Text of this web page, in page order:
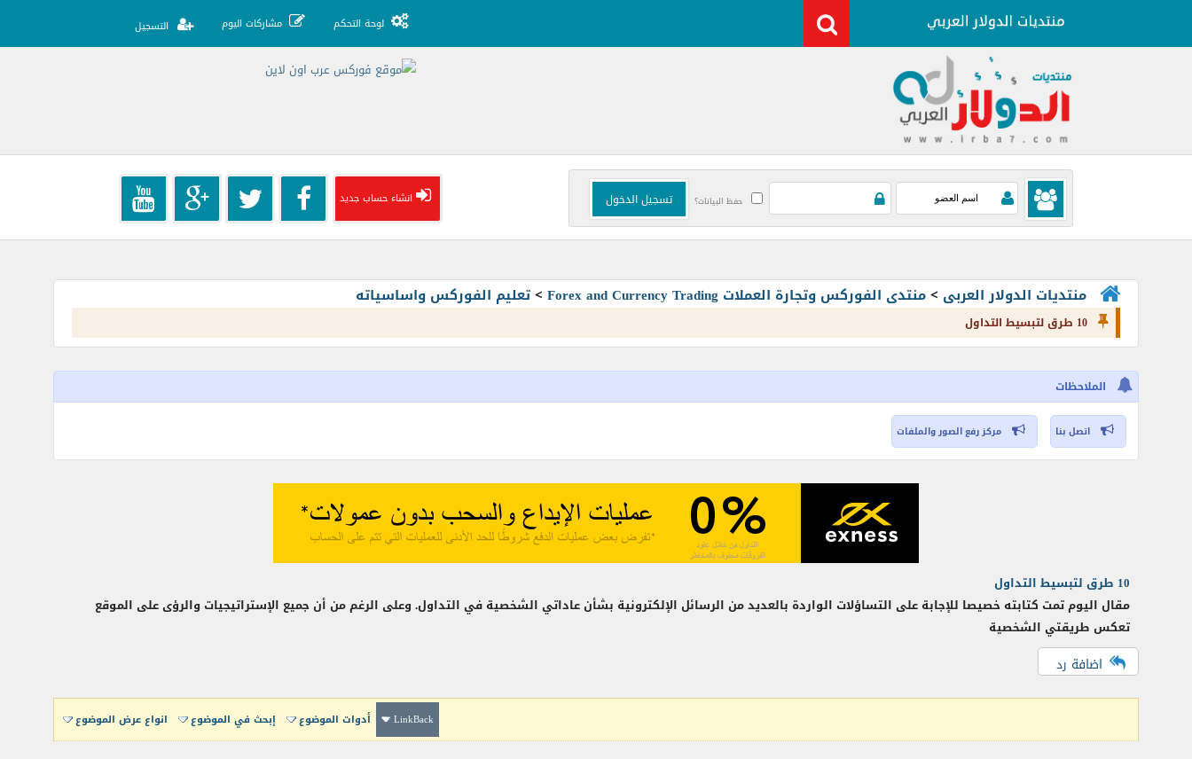
لوحة التحكم مشاركات اليوم التسجيل
حفظ البيانات؟ انشاء حساب جديد
منتديات الدولار العربى >منتدى الفوركس وتجارة العملات Forex and Currency Trading >تعليم الفوركس واساسياته
10 طرق لتبسيط التداول
الملاحظات
اتصل بنا مركز رفع الصور والملفات
10 طرق لتبسيط التداول
مقال اليوم تمت كتابته خصيصا للإجابة على التساؤلات الواردة بالعديد من الرسائل الإلكترونية بشأن عاداتي الشخصية في التداول. وعلى الرغم من أن جميع الإستراتيجيات والرؤى على الموقع
تعكس طريقتي الشخصية
اضافة رد
LinkBack أدوات الموضوع إبحث في الموضوع انواع عرض الموضوع